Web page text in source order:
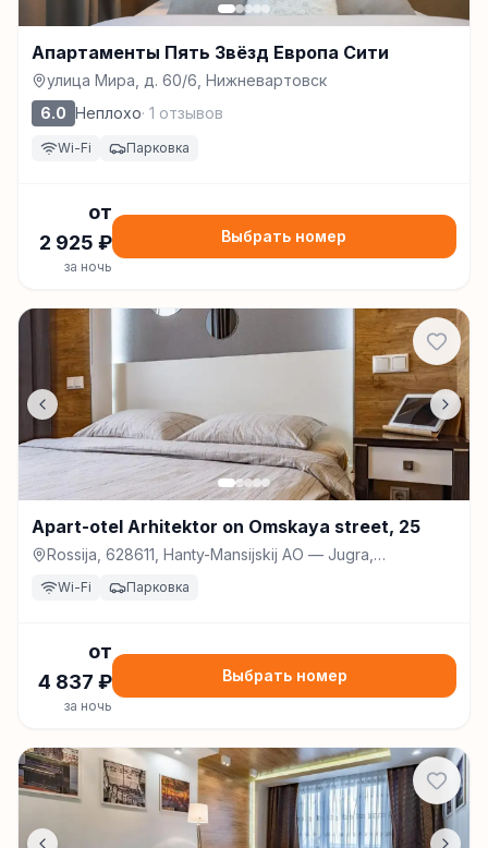
Апартаменты Пять Звёзд Европа Сити
улица Мира, д. 60/6, Нижневартовск
6.0 Неплохо· 1 отзывов
Wi-Fi Парковка
от
2 925 ₽
за ночь
Выбрать номер
Apart-otel Arhitektor on Omskaya street, 25
Rossija, 628611, Hanty-Mansijskij AO — Jugra,
Wi-Fi Парковка
от
4 837 ₽
за ночь
Выбрать номер